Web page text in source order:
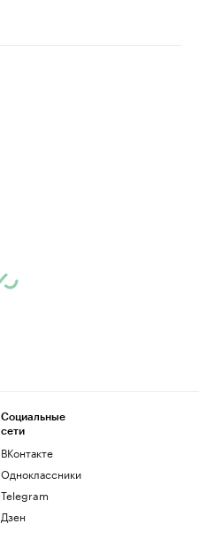
Социальные
сети
ВКонтакте
Одноклассники
Telegram
Дзен